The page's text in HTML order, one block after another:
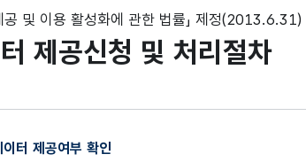
공 및 이용 활성화에 관한 법률」 제정
제공신청 및 처리절차
이터 제공여부 확인